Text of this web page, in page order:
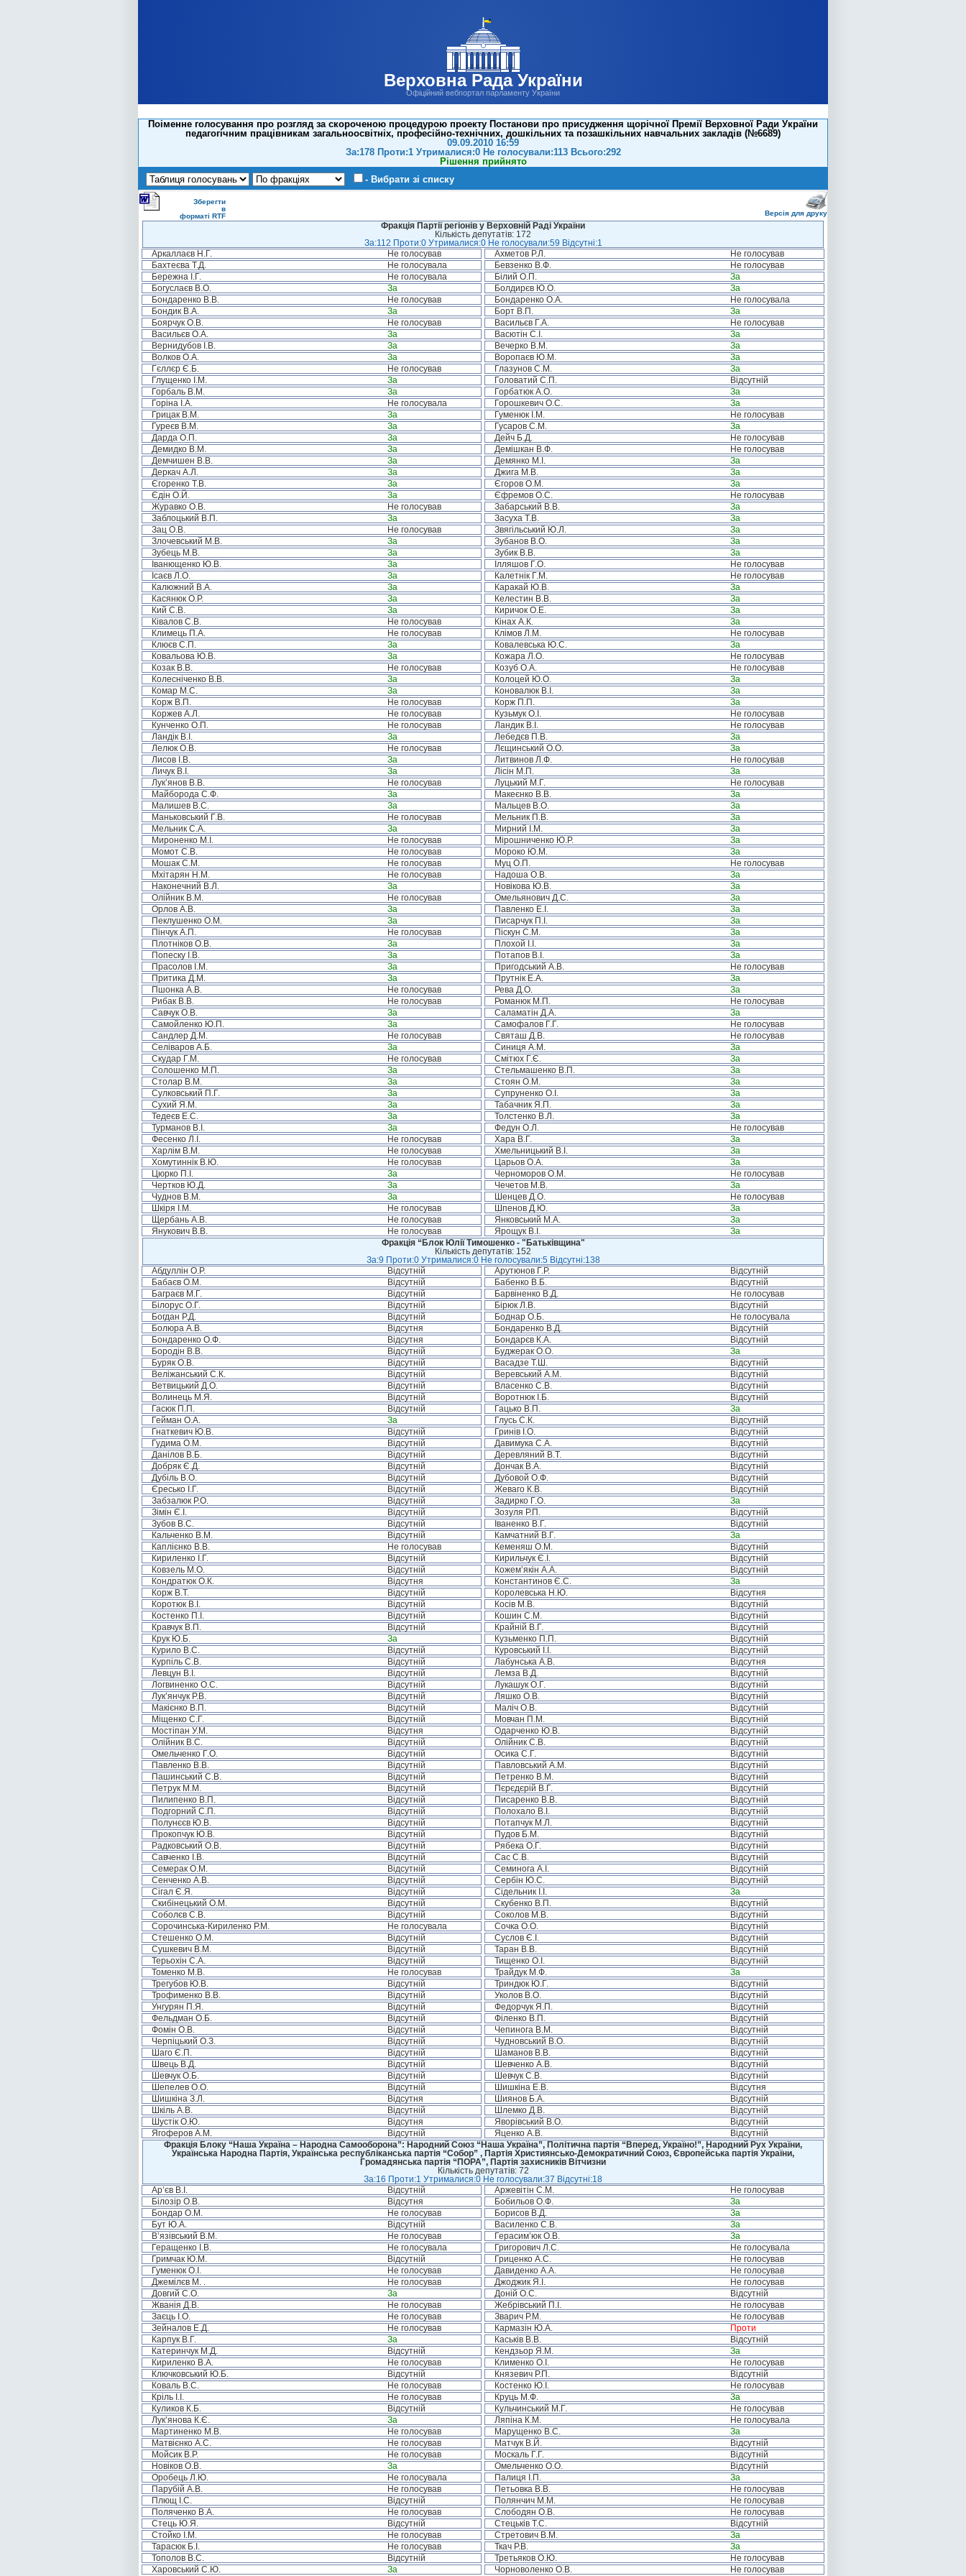
Верховна Рада України
Офіційний вебпортал парламенту України
Поіменне голосування про розгляд за скороченою процедурою проекту Постанови про присудження щорічної Премії Верховної Ради України
педагогічним працівникам загальноосвітніх, професійно-технічних, дошкільних та позашкільних навчальних закладів (№6689)
09.09.2010 16:59
За:178 Проти:1 Утрималися:0 Не голосували:113 Всього:292
Рішення прийнято
- Вибрати зі списку
Зберегти
в
форматі RTF
Версія для друку
Фракція Партії регіонів у Верховній Раді України
Кількість депутатів: 172
За:112 Проти:0 Утрималися:0 Не голосували:59 Відсутні:1
Аркаллаєв Н.Г.
Не голосував Ахметов Р.Л.
Не голосував
Бахтеєва Т.Д.
Не голосувала Бевзенко В.Ф.
Не голосував
Бережна І.Г.
Не голосувала Білий О.П.
За
Богуслаєв В.О.
За Болдирєв Ю.О.
За
Бондаренко В.В.
Не голосував Бондаренко О.А.
Не голосувала
Бондик В.А.
За Борт В.П.
За
Боярчук О.В.
Не голосував Васильєв Г.А.
Не голосував
Васильєв О.А.
За Васютін С.І.
За
Вернидубов І.В.
За Вечерко В.М.
За
Волков О.А.
За Воропаєв Ю.М.
За
Гєллєр Є.Б.
Не голосував Глазунов С.М.
За
Глущенко І.М.
За Головатий С.П.
Відсутній
Горбаль В.М.
За Горбатюк А.О.
За
Горіна І.А.
Не голосувала Горошкевич О.С.
За
Грицак В.М.
За Гуменюк І.М.
Не голосував
Гуреєв В.М.
За Гусаров С.М.
За
Дарда О.П.
За Дейч Б.Д.
Не голосував
Демидко В.М.
За Демішкан В.Ф.
Не голосував
Демчишен В.В.
За Демянко М.І.
За
Деркач А.Л.
За Джига М.В.
За
Єгоренко Т.В.
За Єгоров О.М.
За
Єдін О.Й.
За Єфремов О.С.
Не голосував
Журавко О.В.
Не голосував Забарський В.В.
За
Заблоцький В.П.
За Засуха Т.В.
За
Зац О.В.
Не голосував Звягільський Ю.Л.
За
Злочевський М.В.
За Зубанов В.О.
За
Зубець М.В.
За Зубик В.В.
За
Іванющенко Ю.В.
За Ілляшов Г.О.
Не голосував
Ісаєв Л.О.
За Калетнік Г.М.
Не голосував
Калюжний В.А.
За Каракай Ю.В.
За
Касянюк О.Р.
За Келестин В.В.
За
Кий С.В.
За Киричок О.Е.
За
Ківалов С.В.
Не голосував Кінах А.К.
За
Климець П.А.
Не голосував Клімов Л.М.
Не голосував
Клюєв С.П.
За Ковалевська Ю.С.
За
Ковальова Ю.В.
За Кожара Л.О.
Не голосував
Козак В.В.
Не голосував Козуб О.А.
Не голосував
Колесніченко В.В.
За Колоцей Ю.О.
За
Комар М.С.
За Коновалюк В.І.
За
Корж В.П.
Не голосував Корж П.П.
За
Коржев А.Л.
Не голосував Кузьмук О.І.
Не голосував
Кунченко О.П.
Не голосував Ландик В.І.
Не голосував
Ландік В.І.
За Лебедєв П.В.
За
Лелюк О.В.
Не голосував Лєщинський О.О.
За
Лисов І.В.
За Литвинов Л.Ф.
Не голосував
Личук В.І.
За Лісін М.П.
За
Лук’янов В.В.
Не голосував Луцький М.Г.
Не голосував
Майборода С.Ф.
За Макеєнко В.В.
За
Малишев В.С.
За Мальцев В.О.
За
Маньковський Г.В.
Не голосував Мельник П.В.
За
Мельник С.А.
За Мирний І.М.
За
Мироненко М.І.
Не голосував Мірошниченко Ю.Р.
За
Момот С.В.
Не голосував Мороко Ю.М.
За
Мошак С.М.
Не голосував Муц О.П.
Не голосував
Мхітарян Н.М.
Не голосував Надоша О.В.
За
Наконечний В.Л.
За Новікова Ю.В.
За
Олійник В.М.
Не голосував Омельянович Д.С.
За
Орлов А.В.
За Павленко Е.І.
За
Пеклушенко О.М.
За Писарчук П.І.
За
Пінчук А.П.
Не голосував Піскун С.М.
За
Плотніков О.В.
За Плохой І.І.
За
Попеску І.В.
За Потапов В.І.
За
Прасолов І.М.
За Пригодський А.В.
Не голосував
Притика Д.М.
За Прутнік Е.А.
За
Пшонка А.В.
Не голосував Рева Д.О.
За
Рибак В.В.
Не голосував Романюк М.П.
Не голосував
Савчук О.В.
За Саламатін Д.А.
За
Самойленко Ю.П.
За Самофалов Г.Г.
Не голосував
Сандлер Д.М.
Не голосував Святаш Д.В.
Не голосував
Селіваров А.Б.
За Синиця А.М.
За
Скудар Г.М.
Не голосував Смітюх Г.Є.
За
Солошенко М.П.
За Стельмашенко В.П.
За
Столар В.М.
За Стоян О.М.
За
Сулковський П.Г.
За Супруненко О.І.
За
Сухий Я.М.
За Табачник Я.П.
За
Тедеєв Е.С.
За Толстенко В.Л.
За
Турманов В.І.
За Федун О.Л.
Не голосував
Фесенко Л.І.
Не голосував Хара В.Г.
За
Харлім В.М.
Не голосував Хмельницький В.І.
За
Хомутиннік В.Ю.
Не голосував Царьов О.А.
За
Цюрко П.І.
За Черноморов О.М.
Не голосував
Чертков Ю.Д.
За Чечетов М.В.
За
Чуднов В.М.
За Шенцев Д.О.
Не голосував
Шкіря І.М.
Не голосував Шпенов Д.Ю.
За
Щербань А.В.
Не голосував Янковський М.А.
За
Янукович В.В.
Не голосував Ярощук В.І.
За
Фракція “Блок Юлії Тимошенко - "Батьківщина"
Кількість депутатів: 152
За:9 Проти:0 Утрималися:0 Не голосували:5 Відсутні:138
Абдуллін О.Р.
Відсутній Арутюнов Г.Р.
Відсутній
Бабаєв О.М.
Відсутній Бабенко В.Б.
Відсутній
Баграєв М.Г.
Відсутній Барвіненко В.Д.
Не голосував
Білорус О.Г.
Відсутній Бірюк Л.В.
Відсутній
Богдан Р.Д.
Відсутній Боднар О.Б.
Не голосувала
Болюра А.В.
Відсутня Бондаренко В.Д.
Відсутній
Бондаренко О.Ф.
Відсутня Бондарєв К.А.
Відсутній
Бородін В.В.
Відсутній Буджерак О.О.
За
Буряк О.В.
Відсутній Васадзе Т.Ш.
Відсутній
Веліжанський С.К.
Відсутній Веревський А.М.
Відсутній
Ветвицький Д.О.
Відсутній Власенко С.В.
Відсутній
Волинець М.Я.
Відсутній Воротнюк І.Б.
Відсутній
Гасюк П.П.
Відсутній Гацько В.П.
За
Гейман О.А.
За Глусь С.К.
Відсутній
Гнаткевич Ю.В.
Відсутній Гринів І.О.
Відсутній
Гудима О.М.
Відсутній Давимука С.А.
Відсутній
Данілов В.Б.
Відсутній Деревляний В.Т.
Відсутній
Добряк Є.Д.
Відсутній Дончак В.А.
Відсутній
Дубіль В.О.
Відсутній Дубовой О.Ф.
Відсутній
Єресько І.Г.
Відсутній Жеваго К.В.
Відсутній
Забзалюк Р.О.
Відсутній Задирко Г.О.
За
Зімін Є.І.
Відсутній Зозуля Р.П.
Відсутній
Зубов В.С.
Відсутній Іваненко В.Г.
Відсутній
Кальченко В.М.
Відсутній Камчатний В.Г.
За
Каплієнко В.В.
Не голосував Кеменяш О.М.
Відсутній
Кириленко І.Г.
Відсутній Кирильчук Є.І.
Відсутній
Ковзель М.О.
Відсутній Кожем’якін А.А.
Відсутній
Кондратюк О.К.
Відсутня Константинов Є.С.
За
Корж В.Т.
Відсутній Королевська Н.Ю.
Відсутня
Коротюк В.І.
Відсутній Косів М.В.
Відсутній
Костенко П.І.
Відсутній Кошин С.М.
Відсутній
Кравчук В.П.
Відсутній Крайній В.Г.
Відсутній
Крук Ю.Б.
За Кузьменко П.П.
Відсутній
Курило В.С.
Відсутній Куровський І.І.
Відсутній
Курпіль С.В.
Відсутній Лабунська А.В.
Відсутня
Левцун В.І.
Відсутній Лемза В.Д.
Відсутній
Логвиненко О.С.
Відсутній Лукашук О.Г.
Відсутній
Лук’янчук Р.В.
Відсутній Ляшко О.В.
Відсутній
Макієнко В.П.
Відсутній Маліч О.В.
Відсутній
Міщенко С.Г.
Відсутній Мовчан П.М.
Відсутній
Мостіпан У.М.
Відсутня Одарченко Ю.В.
Відсутній
Олійник В.С.
Відсутній Олійник С.В.
Відсутній
Омельченко Г.О.
Відсутній Осика С.Г.
Відсутній
Павленко В.В.
Відсутній Павловський А.М.
Відсутній
Пашинський С.В.
Відсутній Петренко В.М.
Відсутній
Петрук М.М.
Відсутній Пєрєдєрій В.Г.
Відсутній
Пилипенко В.П.
Відсутній Писаренко В.В.
Відсутній
Подгорний С.П.
Відсутній Полохало В.І.
Відсутній
Полунєєв Ю.В.
Відсутній Потапчук М.Л.
Відсутній
Прокопчук Ю.В.
Відсутній Пудов Б.М.
Відсутній
Радковський О.В.
Відсутній Рябека О.Г.
Відсутній
Савченко І.В.
Відсутній Сас С.В.
Відсутній
Семерак О.М.
Відсутній Семинога А.І.
Відсутній
Сенченко А.В.
Відсутній Сербін Ю.С.
Відсутній
Сігал Є.Я.
Відсутній Сідельник І.І.
За
Скибінецький О.М.
Відсутній Скубенко В.П.
Відсутній
Соболєв С.В.
Відсутній Соколов М.В.
Відсутній
Сорочинська-Кириленко Р.М.
Не голосувала Сочка О.О.
Відсутній
Стешенко О.М.
Відсутній Суслов Є.І.
Відсутній
Сушкевич В.М.
Відсутній Таран В.В.
Відсутній
Терьохін С.А.
Відсутній Тищенко О.І.
Відсутній
Томенко М.В.
Не голосував Трайдук М.Ф.
За
Трегубов Ю.В.
Відсутній Триндюк Ю.Г.
Відсутній
Трофименко В.В.
Відсутній Уколов В.О.
Відсутній
Унгурян П.Я.
Відсутній Федорчук Я.П.
Відсутній
Фельдман О.Б.
Відсутній Філенко В.П.
Відсутній
Фомін О.В.
Відсутній Чепинога В.М.
Відсутній
Черпіцький О.З.
Відсутній Чудновський В.О.
Відсутній
Шаго Є.П.
Відсутній Шаманов В.В.
Відсутній
Швець В.Д.
Відсутній Шевченко А.В.
Відсутній
Шевчук О.Б.
Відсутній Шевчук С.В.
Відсутній
Шепелев О.О.
Відсутній Шишкіна Е.В.
Відсутня
Шишкіна З.Л.
Відсутня Шиянов Б.А.
Відсутній
Шкіль А.В.
Відсутній Шлемко Д.В.
Відсутній
Шустік О.Ю.
Відсутня Яворівський В.О.
Відсутній
Ягоферов А.М.
Відсутній Яценко А.В.
Відсутній
Фракція Блоку “Наша Україна – Народна Самооборона”: Народний Союз “Наша Україна”, Політична партія “Вперед, Україно!”, Народний Рух України,
Українська Народна Партія, Українська республіканська партія “Собор” , Партія Християнсько-Демократичний Союз, Європейська партія України,
Громадянська партія “ПОРА”, Партія захисників Вітчизни
Кількість депутатів: 72
За:16 Проти:1 Утрималися:0 Не голосували:37 Відсутні:18
Ар’єв В.І.
Відсутній Аржевітін С.М.
Не голосував
Білозір О.В.
Відсутня Бобильов О.Ф.
За
Бондар О.М.
Не голосував Борисов В.Д.
За
Бут Ю.А.
Відсутній Василенко С.В.
За
В’язівський В.М.
Не голосував Герасим’юк О.В.
За
Геращенко І.В.
Не голосувала Григорович Л.С.
Не голосувала
Гримчак Ю.М.
Відсутній Гриценко А.С.
Не голосував
Гуменюк О.І.
Не голосував Давиденко А.А.
Не голосував
Джемілєв М. .
Не голосував Джоджик Я.І.
Не голосував
Довгий С.О.
За Доній О.С.
Відсутній
Жванія Д.В.
Не голосував Жебрівський П.І.
Не голосував
Заєць І.О.
Не голосував Зварич Р.М.
Не голосував
Зейналов Е.Д.
Не голосував Кармазін Ю.А.
Проти
Карпук В.Г.
За Каськів В.В.
Відсутній
Катеринчук М.Д.
Відсутній Кендзьор Я.М.
За
Кириленко В.А.
Не голосував Клименко О.І.
Не голосував
Ключковський Ю.Б.
Відсутній Князевич Р.П.
Відсутній
Коваль В.С.
Не голосував Костенко Ю.І.
Не голосував
Кріль І.І.
Не голосував Круць М.Ф.
За
Куликов К.Б.
Відсутній Кульчинський М.Г.
Не голосував
Лук’янова К.Є.
За Ляпіна К.М.
Не голосувала
Мартиненко М.В.
Не голосував Марущенко В.С.
За
Матвієнко А.С.
Не голосував Матчук В.Й.
Відсутній
Мойсик В.Р.
Не голосував Москаль Г.Г.
Відсутній
Новіков О.В.
За Омельченко О.О.
Відсутній
Оробець Л.Ю.
Не голосувала Палиця І.П.
За
Парубій А.В.
Не голосував Петьовка В.В.
Не голосував
Плющ І.С.
Відсутній Полянчич М.М.
Не голосував
Поляченко В.А.
Не голосував Слободян О.В.
Не голосував
Стець Ю.Я.
Відсутній Стецьків Т.С.
Відсутній
Стойко І.М.
Не голосував Стретович В.М.
За
Тарасюк Б.І.
Не голосував Ткач Р.В.
За
Тополов В.С.
Відсутній Третьяков О.Ю.
Не голосував
Харовський С.Ю.
За Чорноволенко О.В. Не голосував